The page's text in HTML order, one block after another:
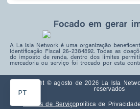
Focado em gerar
A La Isla Network é uma organização
Identificação Fiscal 26-2384892. Todas as
do imposto de renda, dentro dos limites
mercadoria ou serviço foi trocado por esta
Copyright © agosto de 2026 La Isla
reservados
Termos de Serviçopolítica de Privacidade
PT
EN
ES